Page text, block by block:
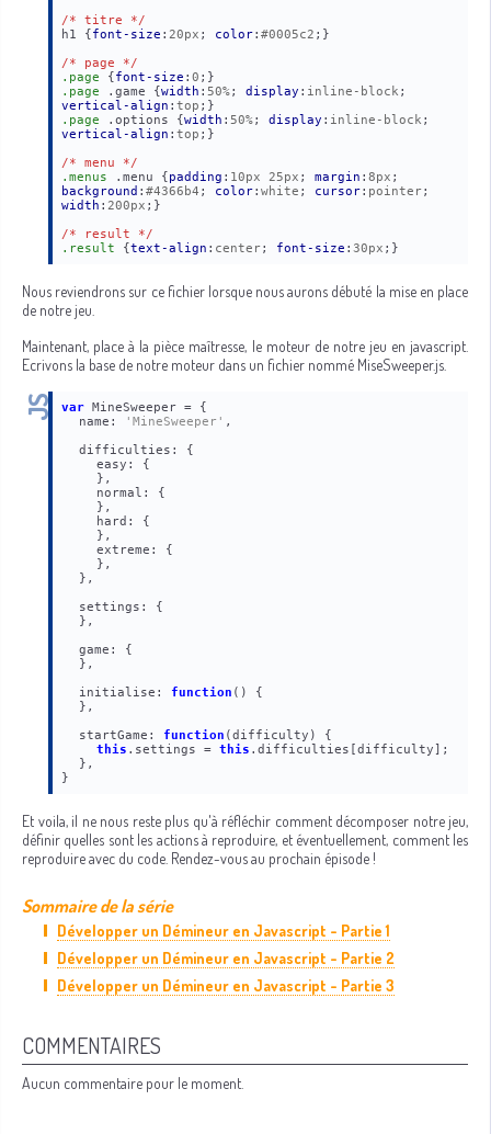
/* titre */
h1 {font-size : 20px ; color: #0005c2 ;}
/* page */
.page {font-size : 0
.page .game {width : 50%; display : inline-block
vertical-align : top
.page .options {width : 50%; display : inline-block
vertical-align : top ;}
/* menu */
.menus .menu {padding : 10px 25px ; margin : 8px
background : #4366b4 ; color: white ; cursor: pointer
width : 200px ;}
/* result */
.result {text-align : center; font-size : 30px ;}
Nous reviendrons sur ce fichier lorsque nous aurons débuté la mise en place
de notre jeu.
Maintenant, place à la pièce maîtresse, le moteur de notre jeu en javascript.
Ecrivons la base de notre moteur dans un fichier nommé MiseSweeper.js.
var MineSweeper = {
name:
'MineSweeper' ,
difficulties: {
easy: {
},
normal: {
},
hard: {
},
extreme: {
},
settings: {
},
game: {
},
initialise: function () {
},
startGame: function (difficulty) {
this .settings = this
Et voila, il ne nous reste plus qu'à réfléchir comment décomposer notre jeu,
définir quelles sont les actions à reproduire, et éventuellement, comment les
reproduire avec du code. Rendez-vous au prochain épisode !
Sommaire de la série
Développer un Démineur en Javascript - Partie 1
Développer un Démineur en Javascript - Partie 2
Développer un Démineur en Javascript - Partie 3
COMMENTAIRES
Aucun commentaire pour le moment.